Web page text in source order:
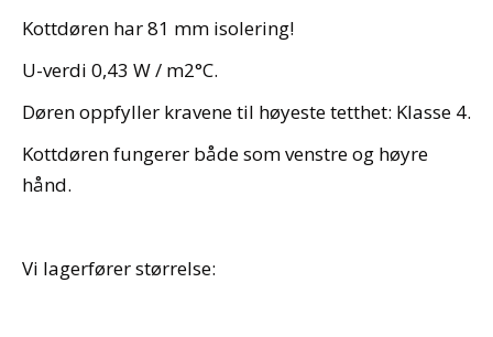
Kottdøren har 81 mm isolering!
U-verdi 0,43 W / m2°C.
Døren oppfyller kravene til høyeste tetthet: Klasse 4.
Kottdøren fungerer både som venstre og høyre
hånd.
Vi lagerfører størrelse: